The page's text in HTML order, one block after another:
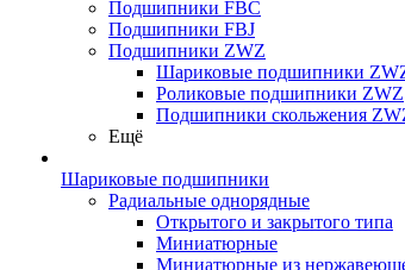
Подшипники FBC
Подшипники FBJ
Подшипники ZWZ
Шариковые подшипники
Роликовые подшипники ZWZ
Подшипники скольжения
Ещё
Шариковые подшипники
Радиальные однорядные
Открытого и закрытого типа
Миниатюрные
Миниатюрные из